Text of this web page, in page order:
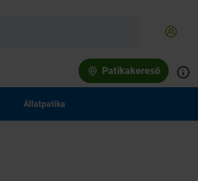
Patikakereső
Állatpatika